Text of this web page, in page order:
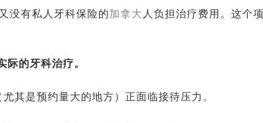
没有私人牙科保险的加拿大 人负担治疗费用。这个
的牙科治疗。
其是预约量大的地方）正面临接待压力。